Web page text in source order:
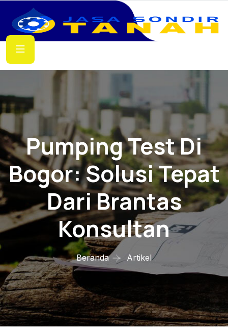
Pumping Test Di
Bogor: Solusi Tepat
Dari Brantas
Konsultan
Beranda Artikel